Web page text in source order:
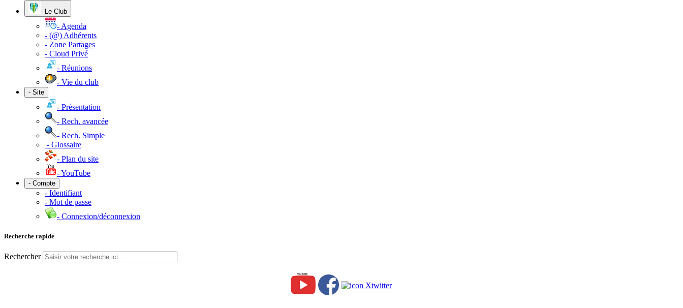
- Le Club
- Agenda
- (@) Adhérents
- Zone Partages
- Cloud Privé
- Réunions
- Vie du club
- Site
- Présentation
- Rech. avancée
- Rech. Simple
- Glossaire
- Plan du site
- YouTube
- Compte
- Identifiant
- Mot de passe
- Connexion/déconnexion
Recherche rapide
Rechercher